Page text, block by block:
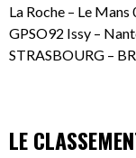
La Roche – Le Mans
GPSO92 Issy –
STRASBOURG –
LE